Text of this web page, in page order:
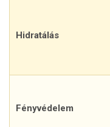
Hidratálás
Fényvédelem